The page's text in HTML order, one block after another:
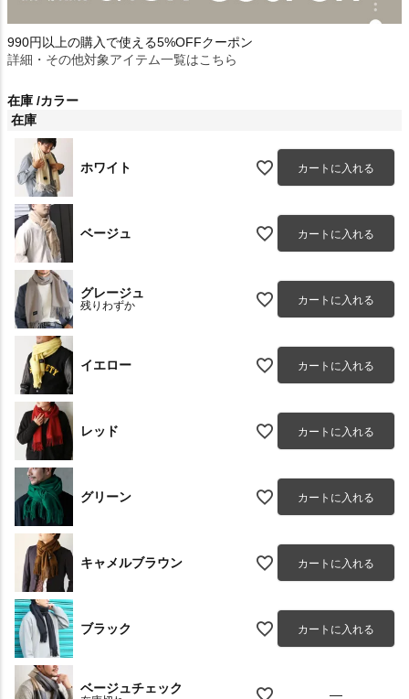
990円以上の購入で使える5%OFFクーポン
詳細・その他対象アイテム一覧はこちら
在庫 カラー
在庫
ホワイト カートに入れる
ベージュ カートに入れる
グレージュ
残りわずか カートに入れる
イエロー カートに入れる
レッド カートに入れる
グリーン カートに入れる
キャメルブラウン カートに入れる
ブラック カートに入れる
ベージュチェック —